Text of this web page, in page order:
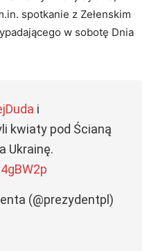
spotkanie z Zełenskim
w sobotę Dnia
i
kwiaty pod Ścianą
Ukrainę.
(@prezydentpl)